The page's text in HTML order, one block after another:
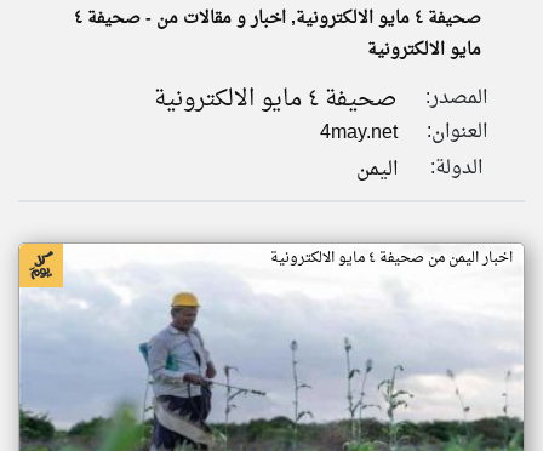
تغيير الدولة
مصادر الأخبار من اليمن
صحيفة ٤ مايو الالكترونية, اخبار و مقالات من - صحيفة ٤
مايو الالكترونية
المصدر: صحيفة ٤ مايو الالكترونية
العنوان:
4may.net
الدولة:
اليمن
اخبار اليمن من صحيفة ٤ مايو الالكترونية
klyoum.com